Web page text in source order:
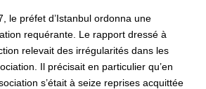
le préfet d’Istanbul ordonna une
requérante. Le rapport dressé à
relevait des irrégularités dans les
Il précisait en particulier qu’en
s’était à seize reprises acquittée